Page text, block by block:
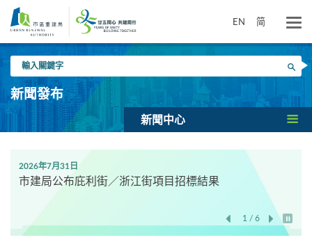
要
EN 简
入
關
鍵
搜尋
新聞發布
新聞中心
2026年7月31日
市建局公布庇利街／浙江街項目招標結果
1 / 6
開始/